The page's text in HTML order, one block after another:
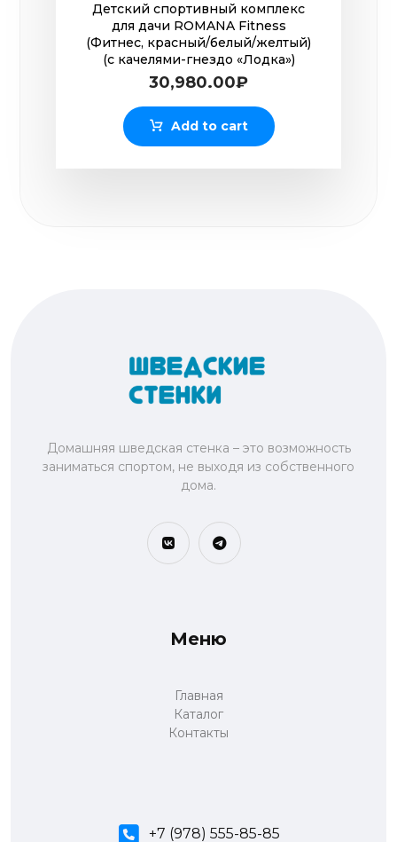
Детский спортивный комплекс
для дачи ROMANA Fitness
(Фитнес, красный/белый/желтый)
(с качелями-гнездо «Лодка»)
30,980.00₽
Add to cart
Домашняя шведская стенка – это возможность
заниматься спортом, не выходя из собственного
дома.
Меню
Главная
Каталог
Контакты
+7 (978) 555-85-85